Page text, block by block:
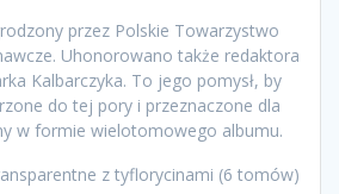
przez Polskie Towarzystwo
Uhonorowano także redaktora
Kalbarczyka. To jego pomysł, by
do tej pory i przeznaczone dla
w formie wielotomowego albumu.
z tyflorycinami (6 tomów)